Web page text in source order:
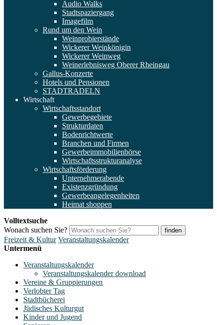
Audio Walks
Stadtspaziergang
Imagefilm
Rund um den Wein
Weinprobierstände
Wickerer Weinkönigin
Wickerer Weinweg
Weinerlebnisweg Oberer Rheingau
Gallus-Konzerte
Hotels und Pensionen
STADTRADELN
Wirtschaft
Wirtschaftsstandort
Gewerbegebiete
Strukturdaten
Bodenrichtwerte
Branchen und Firmen
Gewerbeimmobilienbörse
Wirtschaftsstrukturanalyse
Wirtschaftsförderung
Unternehmerabende
Existenzgründung
Gewerbeangelegenheiten
Heimat shoppen
Volltextsuche
Wonach suchen Sie?
finden
Freizeit & Kultur Veranstaltungskalender
Untermenü
Veranstaltungskalender
Veranstaltungskalender download
Vereine & Gruppierungen
Verlobter Tag
Stadtbücherei
Jüdisches Kulturgut
Kinder und Jugend